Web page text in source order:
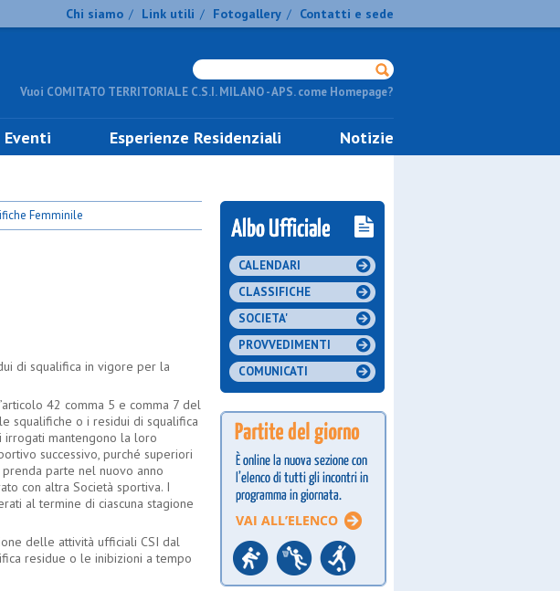
Chi siamo / Link utili / Fotogallery / Contatti e sede
Vuoi COMITATO TERRITORIALE C.S.I. MILANO - APS. come Homepage?
Eventi Esperienze Residenziali Notizie
Femminile
di squalifica in vigore per la
42 comma 5 e comma 7 del
squalifiche o i residui di squalifica
irrogati mantengono la loro
successivo, purché superiori
parte nel nuovo anno
con altra Società sportiva. I
al termine di ciascuna stagione
delle attività ufficiali CSI dal
residue o le inibizioni a tempo
CALENDARI
CLASSIFICHE
SOCIETA'
PROVVEDIMENTI
COMUNICATI